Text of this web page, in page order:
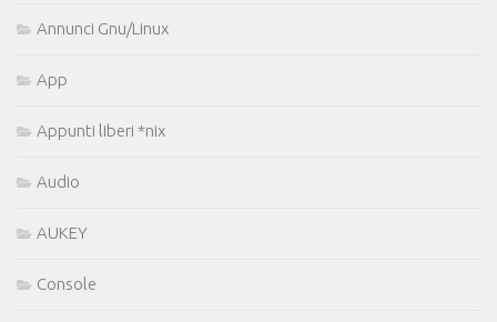
Annunci Gnu/Linux
App
Appunti liberi *nix
Audio
AUKEY
Console